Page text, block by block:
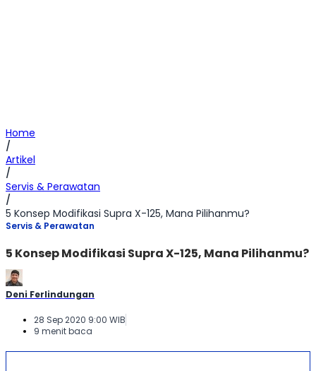
Home
/
Artikel
/
Servis & Perawatan
/
5 Konsep Modifikasi Supra X-125, Mana Pilihanmu?
Servis & Perawatan
5 Konsep Modifikasi Supra X-125, Mana Pilihanmu?
Deni Ferlindungan
28 Sep 2020 9:00 WIB
9 menit baca